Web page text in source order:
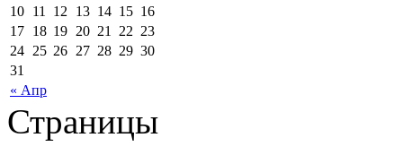
« Апр
10 11 12 13 14 15 16
17 18 19 20 21 22 23
24 25 26 27 28 29 30
31
Страницы